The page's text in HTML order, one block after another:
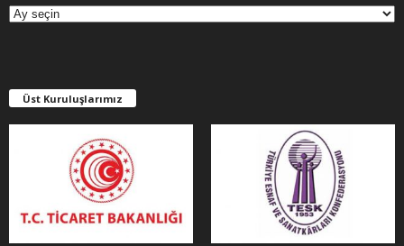
E
R
Üst Kuruluşlarımız